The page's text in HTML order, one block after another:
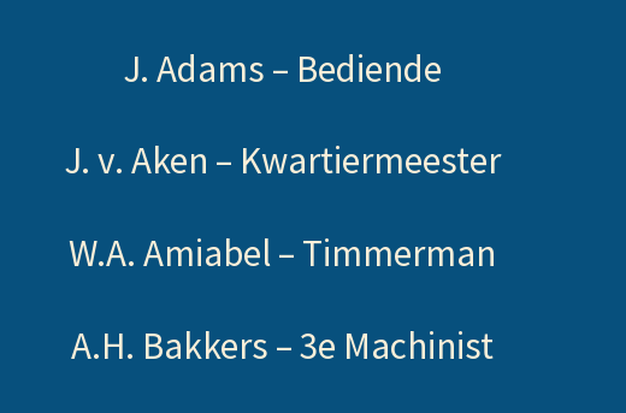
J. Adams – Bediende
J. v. Aken – Kwartiermeester
W.A. Amiabel – Timmerman
A.H. Bakkers –3e Machinist